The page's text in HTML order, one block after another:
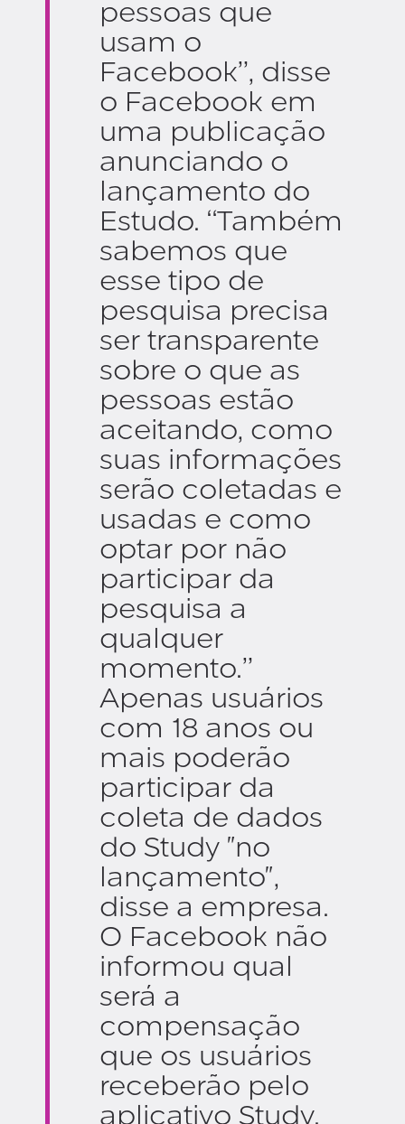
pessoas que
usam o
Facebook”, disse
o Facebook em
uma publicação
anunciando o
lançamento do
Estudo. “Também
sabemos que
esse tipo de
pesquisa precisa
ser transparente
sobre o que as
pessoas estão
aceitando, como
suas informações
serão coletadas e
usadas e como
optar por não
participar da
pesquisa a
qualquer
momento.”
Apenas usuários
com 18 anos ou
mais poderão
participar da
coleta de dados
do Study "no
lançamento",
disse a empresa.
O Facebook não
informou qual
será a
compensação
que os usuários
receberão pelo
aplicativo Study.